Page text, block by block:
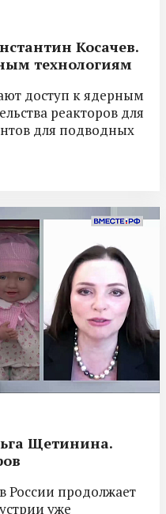
Косачев.
технологиям
доступ к ядерным
реакторов для
для подводных
Щетинина.
России продолжает
уже